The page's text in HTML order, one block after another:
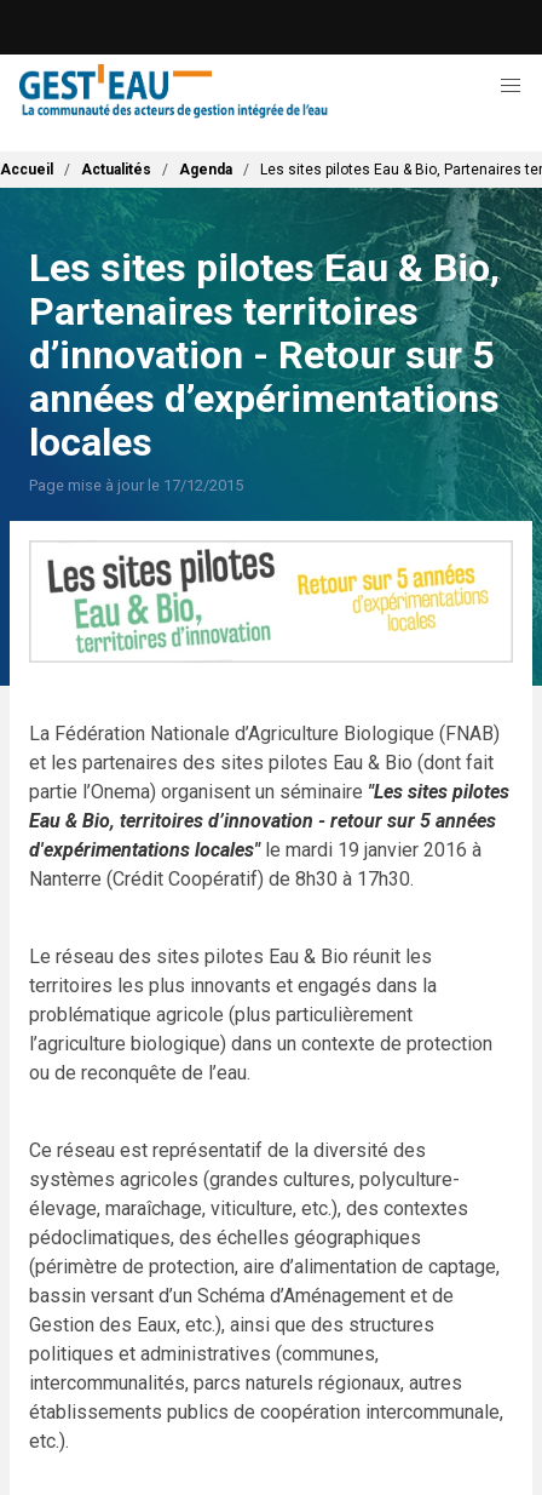
contenu
principal
Fil d'Ariane
Accueil Actualités Agenda Les sites pilotes Eau & Bio, Partenaires
Les sites pilotes Eau & Bio,
Partenaires territoires
d’innovation - Retour sur 5
années d’expérimentations
locales
Page mise à jour le 17/12/2015
La Fédération Nationale d’Agriculture Biologique (FNAB)
et les partenaires des sites pilotes Eau & Bio (dont fait
partie l’Onema) organisent un séminaire "Les sites pilotes
Eau & Bio, territoires d’innovation - retour sur 5 années
d'expérimentations locales"le mardi 19 janvier 2016 à
Nanterre (Crédit Coopératif) de 8h30 à 17h30.
Le réseau des sites pilotes Eau & Bio réunit les
territoires les plus innovants et engagés dans la
problématique agricole (plus particulièrement
l’agriculture biologique) dans un contexte de protection
ou de reconquête de l’eau.
Ce réseau est représentatif de la diversité des
systèmes agricoles (grandes cultures, polyculture-
élevage, maraîchage, viticulture, etc.), des contextes
pédoclimatiques, des échelles géographiques
(périmètre de protection, aire d’alimentation de captage,
bassin versant d’un Schéma d’Aménagement et de
Gestion des Eaux, etc.), ainsi que des structures
politiques et administratives (communes,
intercommunalités, parcs naturels régionaux, autres
établissements publics de coopération intercommunale,
etc.).